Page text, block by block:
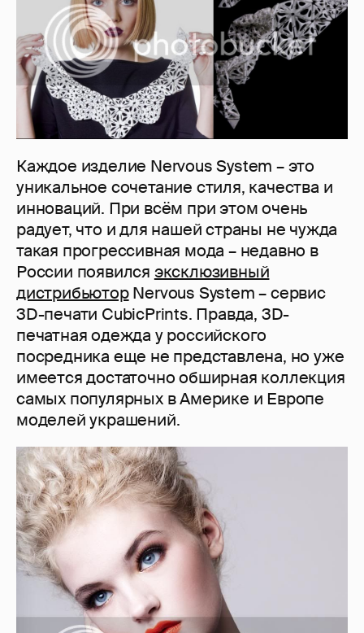
Каждое изделие Nervous System – это
уникальное сочетание стиля, качества и
инноваций. При всём при этом очень
радует, что и для нашей страны не чужда
такая прогрессивная мода – недавно в
России появился эксклюзивный
дистрибьюторNervous System – сервис
3D-печати CubicPrints. Правда, 3D-
печатная одежда у российского
посредника еще не представлена, но уже
имеется достаточно обширная коллекция
самых популярных в Америке и Европе
моделей украшений.